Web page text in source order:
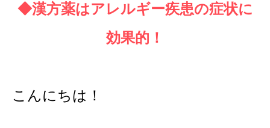
◆漢方薬はアレルギー疾患の症状に
効果的！
こんにちは！